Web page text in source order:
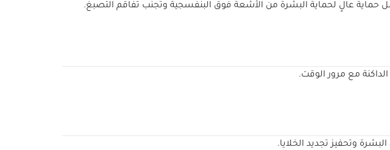
عالٍ لحماية البشرة من الأشعة فوق البنفسجية وتجنب تفاقم التصبغ.
مع مرور الوقت.
وتحفيز تجديد الخلايا.